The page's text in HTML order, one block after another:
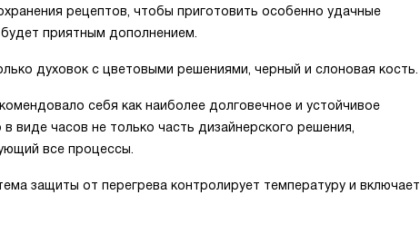
рецептов, чтобы приготовить особенно удачные
приятным дополнением.
духовок с цветовыми решениями, черный и слоновая кость.
себя как наиболее долговечное и устойчивое
виде часов не только часть дизайнерского решения,
все процессы.
защиты от перегрева контролирует температуру и включает